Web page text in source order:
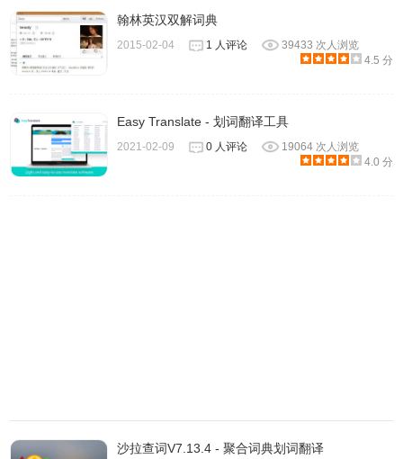
机中，通过对历史记录的审查也可以对用户的学习起到很大的帮助作
用。
翰林英汉双解词典
2015-02-04 1 人评论
39433 次人浏览
4.5 分
Easy Translate - 划词翻译工具
2021-02-09 0 人评论
19064 次人浏览
4.0 分
沙拉查词V7.13.4 - 聚合词典划词翻译